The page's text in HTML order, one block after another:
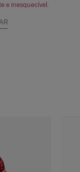
e inesquecível.